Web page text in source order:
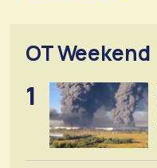
OT Weekend
1